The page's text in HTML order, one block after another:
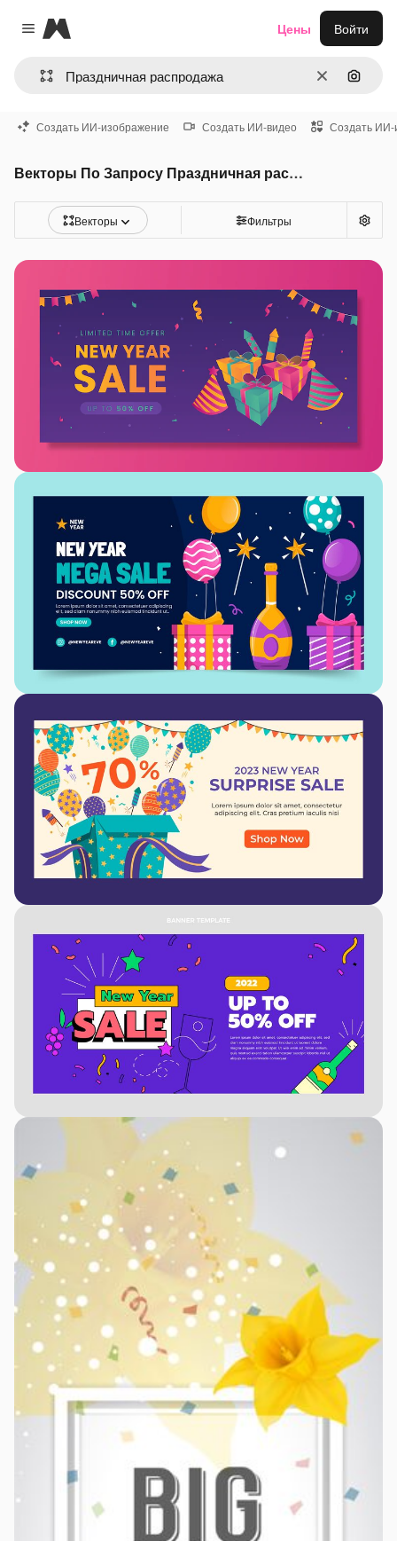
Close menu
Magnific
ОчиститьПоиск
Цены Войти
Создать ИИ-изображение Создать ИИ-видео Создать ИИ-
Векторы По Запросу Праздничная распродажа
Векторы Фильтры